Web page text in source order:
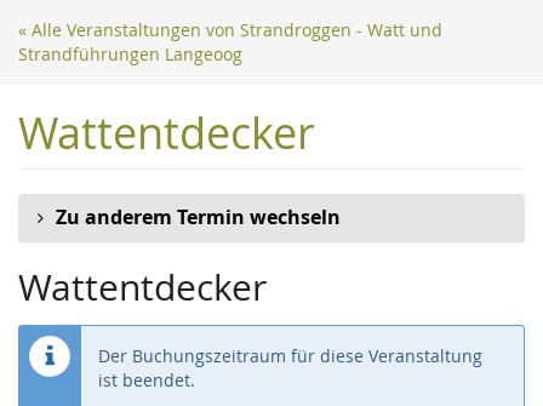
Zum
Haupt-
« Alle Veranstaltungen von Strandroggen - Watt und
Strandführungen Langeoog
Wattentdecker
Zu anderem Termin wechseln
Wattentdecker
Der Buchungszeitraum für diese Veranstaltung
ist beendet.